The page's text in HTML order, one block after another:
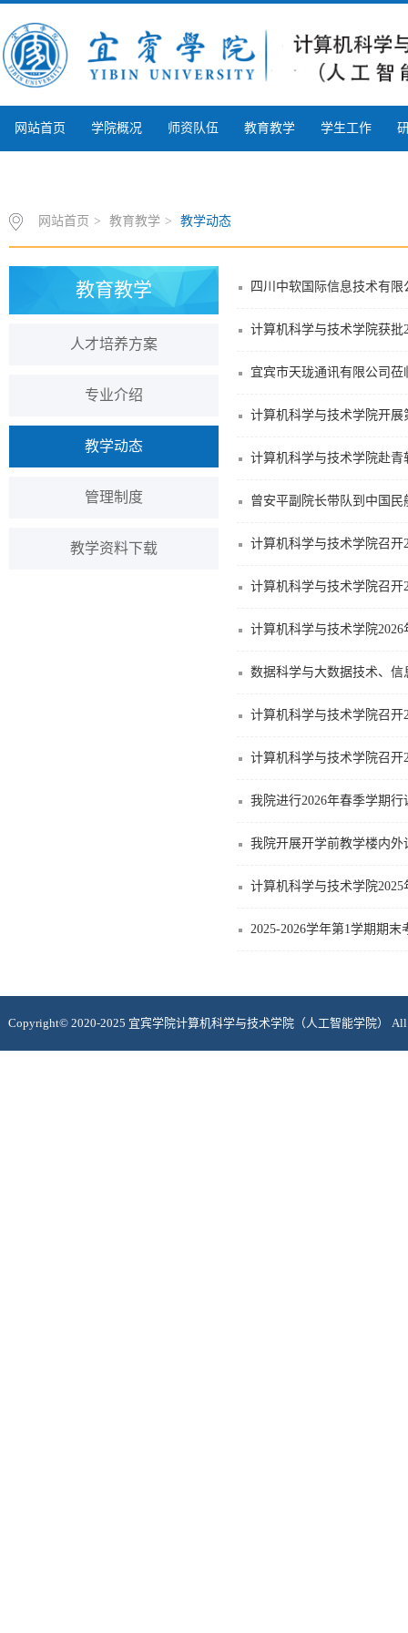
网站首页 学院概况 师资队伍 教育教学 学生工作
网站首页 > 教育教学 > 教学动态
教育教学
人才培养方案
专业介绍
教学动态
管理制度
教学资料下载
四川中软国际信息技术有
计算机科学与技术学院获批
宜宾市天珑通讯有限公司
计算机科学与技术学院开
计算机科学与技术学院赴
曾安平副院长带队到中国
计算机科学与技术学院召开
计算机科学与技术学院召开
计算机科学与技术学院
数据科学与大数据技术、
计算机科学与技术学院召开
计算机科学与技术学院召开
我院进行2026年春季学期
我院开展开学前教学楼内外
计算机科学与技术学院
2025-2026学年第1学期期
Copyright© 2020-2025 宜宾学院计算机科学与技术学院（人工智能学院）